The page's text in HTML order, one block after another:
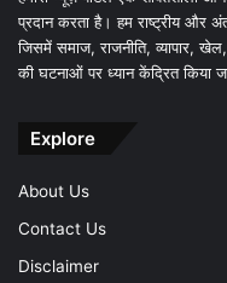
प्रदान करता है। हम राष्ट्रीय और
जिसमें समाज, राजनीति, व्यापार, खेल,
की घटनाओं पर ध्यान केंद्रित किया
Explore
About Us
Contact Us
Disclaimer